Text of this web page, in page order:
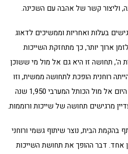
וליצור קשר של אהבה עם השכינה.
בעלות ואחריות וממשיכים לדאוג
ארוך יותר, כך מתחזקת השייכות
ה', תחושה זו היא גם אל מול מי ששוכן
רוחנית הופכת לתחושה ממשית, וזו
הסיבה לכך שכשאנו עומדים היום אל מול הכותל המערבי 1,950 שנה
מרגישים תחושה של שייכות ורוממות.
הבית, נוצר שיתוף גשמי ורוחני
אחד. דבר ההופך את תחושת השייכות